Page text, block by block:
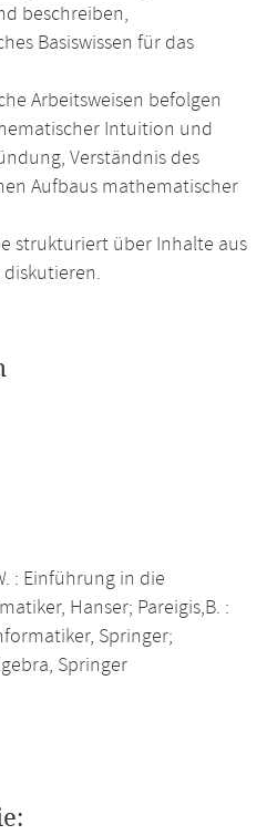
beschreiben,
Basiswissen für das
Arbeitsweisen befolgen
Intuition und
Verständnis des
Aufbaus mathematischer
strukturiert über Inhalte aus
: Einführung in die
Hanser; Pareigis,B. :
Springer;
Springer